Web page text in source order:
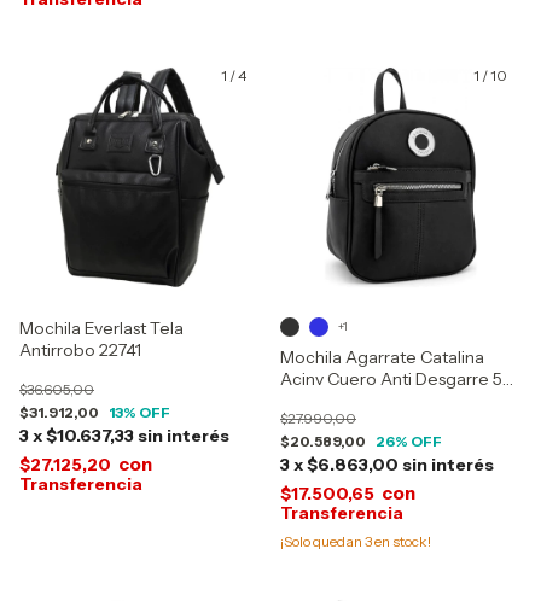
1 /4
Mochila Everlast Tela
Antirrobo 22741
$31.912,00
$36.605,00
13% OFF
3x$10.637,33 sin interés
$27.125,20 con
1 /10
Mochila Agarrate Catalina
Acinv Cuero Anti Desgarre 5
$20.589,00
$27.990,00
26% OFF
3x$6.863,00 sin interés
$17.500,65 con
¡Solo quedan 3en stock!
+1